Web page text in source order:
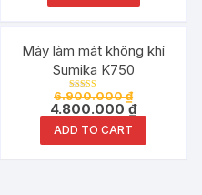
Đang ưu đãi!
Máy làm mát không khí
Sumika K750
Rated
5.00
out of 5
6.900.000₫
4.800.000₫
ADD TO CART